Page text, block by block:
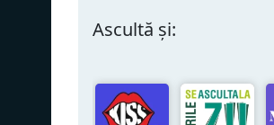
Ascultă și: